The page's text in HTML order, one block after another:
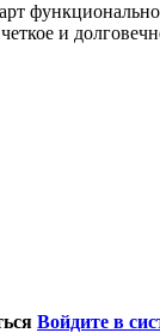
и
Войдите в